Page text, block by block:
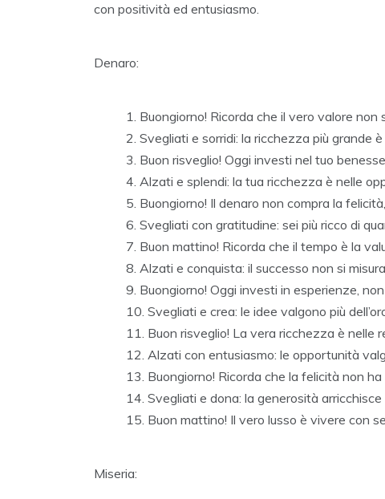
con positività ed entusiasmo.
Denaro:
Buongiorno! Ricorda che il vero valore non
Svegliati e sorridi: la ricchezza più grande
Buon risveglio! Oggi investi nel tuo
Alzati e splendi: la tua ricchezza è nelle
Buongiorno! Il denaro non compra la
Svegliati con gratitudine: sei più ricco di
Buon mattino! Ricorda che il tempo è la
Alzati e conquista: il successo non si
Buongiorno! Oggi investi in esperienze,
Svegliati e crea: le idee valgono più
Buon risveglio! La vera ricchezza è nelle
Alzati con entusiasmo: le opportunità
Buongiorno! Ricorda che la felicità non
Svegliati e dona: la generosità arricchisce
Buon mattino! Il vero lusso è vivere con
Miseria: